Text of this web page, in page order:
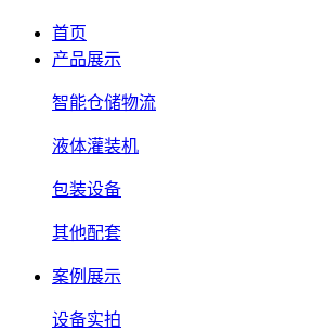
首页
产品展示
智能仓储物流
液体灌装机
包装设备
其他配套
案例展示
设备实拍